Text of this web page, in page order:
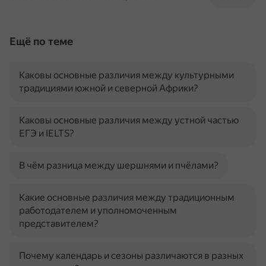
Ещё по теме
Каковы основные различия между культурными
традициями южной и северной Африки?
Каковы основные различия между устной частью
ЕГЭ и IELTS?
В чём разница между шершнями и пчёлами?
Какие основные различия между традиционным
работодателем и уполномоченным
представителем?
Почему календарь и сезоны различаются в разных